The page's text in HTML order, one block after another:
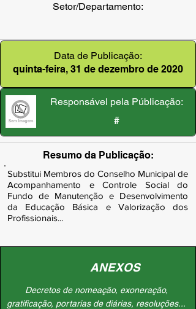
Setor/Departamento:
Data de Publicação:
quinta-feira, 31 de dezembro de 2020
Responsável pela Públicação:
#
Resumo da Publicação:
Substitui Membros do Conselho Municipal de
Acompanhamento e Controle Social do
Fundo de Manutenção e Desenvolvimento
da Educação Básica e Valorização dos
Profissionais...
ANEXOS
Decretos de nomeação, exoneração,
gratificação, portarias de diárias, resoluções...